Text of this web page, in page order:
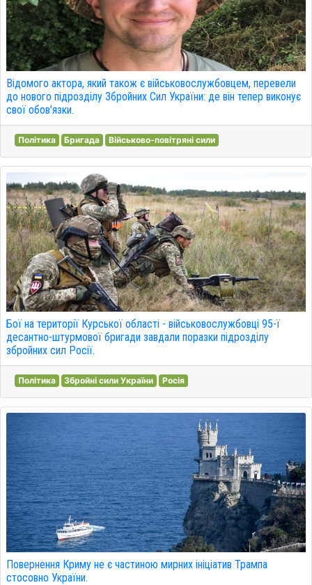
Відомого актора, який також є військовослужбовцем, перевели
до нового підрозділу Збройних Сил України: де він тепер виконує
свої обов'язки.
Політика Бригада Військово-повітряні сили
Бої на території Курської області - військовослужбовці 95-ї
десантно-штурмової бригади завдали поразки підрозділу
збройних сил Росії.
Політика Збройні сили України Росія
Повернення Криму не є частиною мирних ініціатив Трампа
стосовно України.